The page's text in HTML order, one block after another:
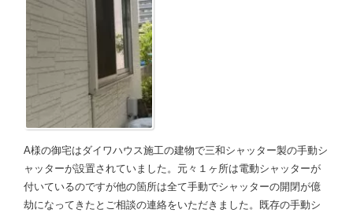
A様の御宅はダイワハウス施工の建物で三和シャッター製の手動シ
ャッターが設置されていました。元々１ヶ所は電動シャッターが
付いているのですが他の箇所は全て手動でシャッターの開閉が億
劫になってきたとご相談の連絡をいただきました。既存の手動シ